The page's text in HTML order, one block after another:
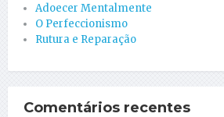
Adoecer Mentalmente
O Perfeccionismo
Rutura e Reparação
Comentários recentes